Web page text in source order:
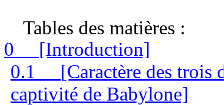
Tables des matières :
0
[Introduction]
0.1
[Caractère des trois
captivité de Babylone]